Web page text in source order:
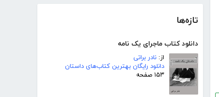
تازه‌ها
دانلود کتاب ماجرای یک نامه
از: نادر براتی
دانلود رایگان بهترین کتاب‌های داستان
۱۵۳ صفحه